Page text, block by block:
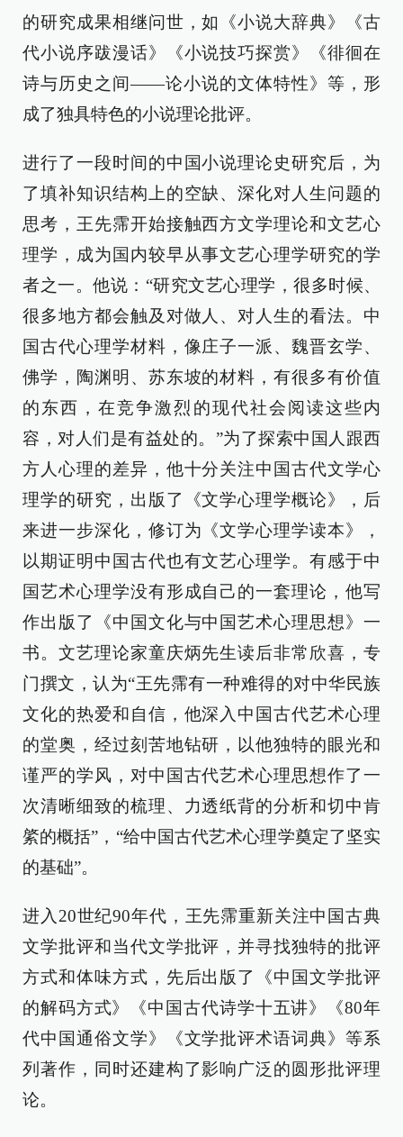
的研究成果相继问世，如《小说大辞典》《古
代小说序跋漫话》《小说技巧探赏》《徘徊在
诗与历史之间——论小说的文体特性》等，形
成了独具特色的小说理论批评。
进行了一段时间的中国小说理论史研究后，为
了填补知识结构上的空缺、深化对人生问题的
思考，王先霈开始接触西方文学理论和文艺心
理学，成为国内较早从事文艺心理学研究的学
者之一。他说：“研究文艺心理学，很多时候、
很多地方都会触及对做人、对人生的看法。中
国古代心理学材料，像庄子一派、魏晋玄学、
佛学，陶渊明、苏东坡的材料，有很多有价值
的东西，在竞争激烈的现代社会阅读这些内
容，对人们是有益处的。”为了探索中国人跟西
方人心理的差异，他十分关注中国古代文学心
理学的研究，出版了《文学心理学概论》，后
来进一步深化，修订为《文学心理学读本》，
以期证明中国古代也有文艺心理学。有感于中
国艺术心理学没有形成自己的一套理论，他写
作出版了《中国文化与中国艺术心理思想》一
书。文艺理论家童庆炳先生读后非常欣喜，专
门撰文，认为“王先霈有一种难得的对中华民族
文化的热爱和自信，他深入中国古代艺术心理
的堂奥，经过刻苦地钻研，以他独特的眼光和
谨严的学风，对中国古代艺术心理思想作了一
次清晰细致的梳理、力透纸背的分析和切中肯
綮的概括”，“给中国古代艺术心理学奠定了坚实
的基础”。
进入20世纪90年代，王先霈重新关注中国古典
文学批评和当代文学批评，并寻找独特的批评
方式和体味方式，先后出版了《中国文学批评
的解码方式》《中国古代诗学十五讲》《80年
代中国通俗文学》《文学批评术语词典》等系
列著作，同时还建构了影响广泛的圆形批评理
论。